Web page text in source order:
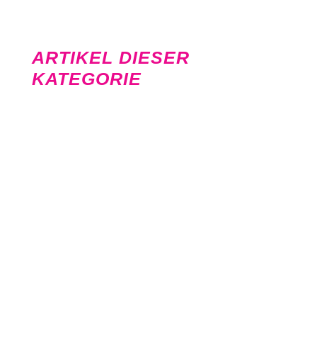
ARTIKEL DIESER
KATEGORIE